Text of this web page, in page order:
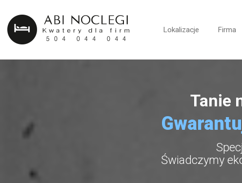
Lokalizacje Firma
Tanie
Świadczymy